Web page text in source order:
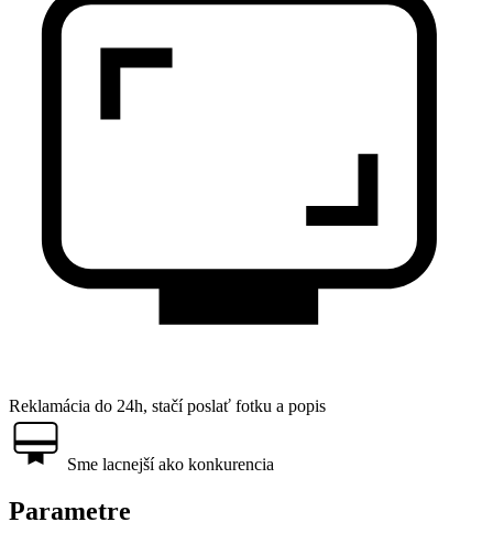
Reklamácia do 24h, stačí poslať fotku a popis
Sme lacnejší ako konkurencia
Parametre